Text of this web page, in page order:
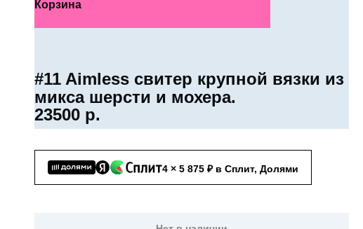
Корзина
#11 Aimless свитер крупной вязки из
микса шерсти и мохера.
23500 р.
4 × 5 875 ₽ в Сплит, Долями